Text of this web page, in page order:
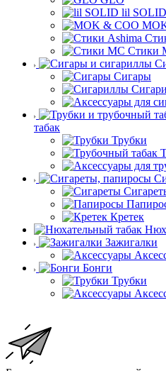
lil SOLID
Стики
Сигары
табак
Трубки
Кретек
Зажигалки
Бонги
Трубки